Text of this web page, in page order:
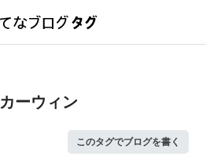
カーウィン
このタグでブログを書く